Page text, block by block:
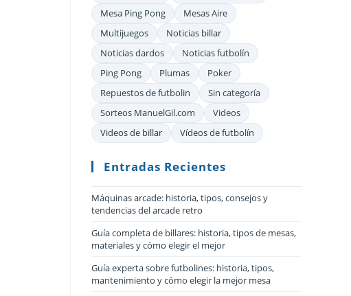
Mesa Ping Pong
Mesas Aire
Multijuegos
Noticias billar
Noticias dardos
Noticias futbolín
Ping Pong
Plumas
Poker
Repuestos de futbolin
Sin categoría
Sorteos ManuelGil.com
Videos
Videos de billar
Vídeos de futbolín
Entradas Recientes
Máquinas arcade: historia, tipos, consejos y
tendencias del arcade retro
Guía completa de billares: historia, tipos de mesas,
materiales y cómo elegir el mejor
Guía experta sobre futbolines: historia, tipos,
mantenimiento y cómo elegir la mejor mesa